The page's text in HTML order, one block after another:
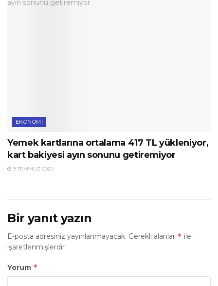
EKONOMI
Yemek kartlarına ortalama 417 TL yükleniyor,
kart bakiyesi ayın sonunu getiremiyor
9 TEMMUZ 2020
Bir yanıt yazın
E-posta adresiniz yayınlanmayacak. Gerekli alanlar * ile
işaretlenmişlerdir
Yorum *